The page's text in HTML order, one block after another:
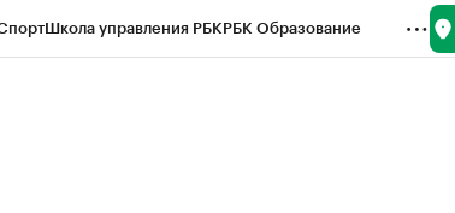
Школа управления РБКРБК Образование